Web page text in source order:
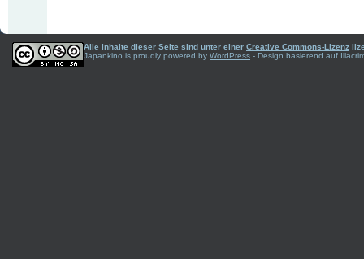
Alle Inhalte dieser Seite sind unter einer Creative Commons-Lizenz
Japankino is proudly powered by WordPress - Design basierend auf